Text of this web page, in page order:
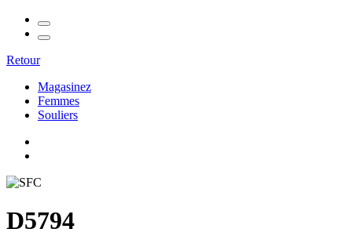
Retour
Magasinez
Femmes
Souliers
D5794